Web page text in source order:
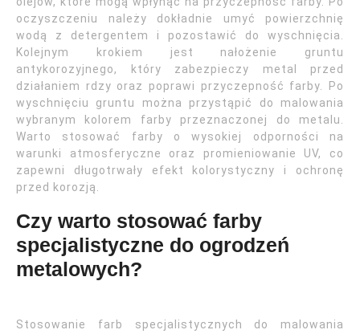
oczyszczeniu należy dokładnie umyć powierzchnię
wodą z detergentem i pozostawić do wyschnięcia.
Kolejnym krokiem jest nałożenie gruntu
antykorozyjnego, który zabezpieczy metal przed
działaniem rdzy oraz poprawi przyczepność farby. Po
wyschnięciu gruntu można przystąpić do malowania
wybranym kolorem farby przeznaczonej do metalu.
Warto stosować farby o wysokiej odporności na
warunki atmosferyczne oraz promieniowanie UV, co
zapewni długotrwały efekt kolorystyczny i ochronę
przed korozją.
Czy warto stosować farby
specjalistyczne do ogrodzeń
metalowych?
Stosowanie farb specjalistycznych do malowania